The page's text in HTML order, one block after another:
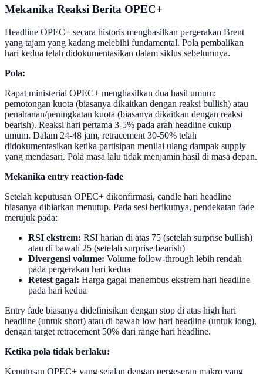
Mekanika Reaksi Berita OPEC+
Headline OPEC+ secara historis menghasilkan pergerakan Brent
yang tajam yang kadang melebihi fundamental. Pola pembalikan
hari kedua telah didokumentasikan dalam siklus sebelumnya.
Pola:
Rapat ministerial OPEC+ menghasilkan dua hasil umum:
pemotongan kuota (biasanya dikaitkan dengan reaksi bullish) atau
penahanan/peningkatan kuota (biasanya dikaitkan dengan reaksi
bearish). Reaksi hari pertama 3-5% pada arah headline cukup
umum. Dalam 24-48 jam, retracement 30-50% telah
didokumentasikan ketika partisipan menilai ulang dampak supply
yang mendasari. Pola masa lalu tidak menjamin hasil di masa depan.
Mekanika entry reaction-fade
Setelah keputusan OPEC+ dikonfirmasi, candle hari headline
biasanya dibiarkan menutup. Pada sesi berikutnya, pendekatan fade
merujuk pada:
RSI ekstrem: RSI harian di atas 75 (setelah surprise bullish)
atau di bawah 25 (setelah surprise bearish)
Divergensi volume: Volume follow-through lebih rendah
pada pergerakan hari kedua
Retest gagal: Harga gagal menembus ekstrem hari headline
pada hari kedua
Entry fade biasanya didefinisikan dengan stop di atas high hari
headline (untuk short) atau di bawah low hari headline (untuk long),
dengan target retracement 50% dari range hari headline.
Ketika pola tidak berlaku:
Keputusan OPEC+ yang sejalan dengan pergeseran makro yang